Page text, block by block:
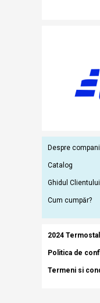
Despre
Catalog
Ghidul Clientului
Cum cumpăr?
2024
Politica de
Termeni si